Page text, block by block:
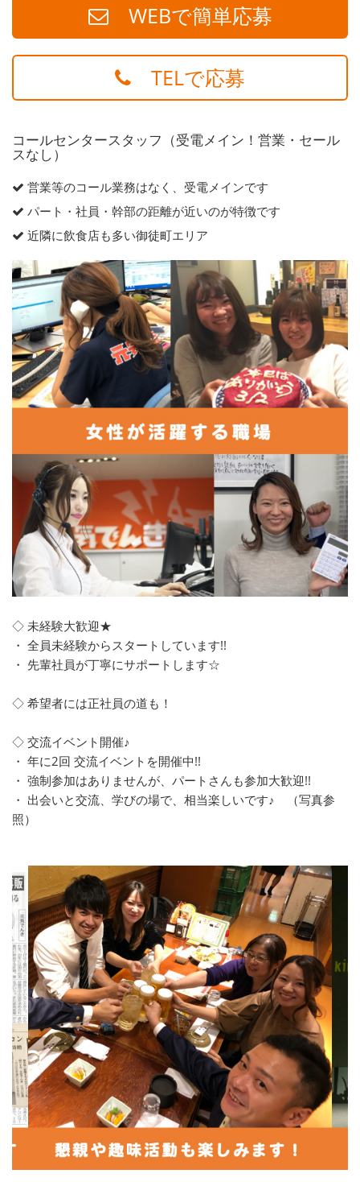
WEBで簡単応募
TELで応募
コールセンタースタッフ（受電メイン！営業・セール
スなし）
営業等のコール業務はなく、受電メインです
パート・社員・幹部の距離が近いのが特徴です
近隣に飲食店も多い御徒町エリア
◇ 未経験大歓迎★
・ 全員未経験からスタートしています!!
・ 先輩社員が丁寧にサポートします☆
◇ 希望者には正社員の道も！
◇ 交流イベント開催♪
・ 年に2回 交流イベントを開催中!!
・ 強制参加はありませんが、パートさんも参加大歓迎!!
・ 出会いと交流、学びの場で、相当楽しいです♪ （写真参
照）